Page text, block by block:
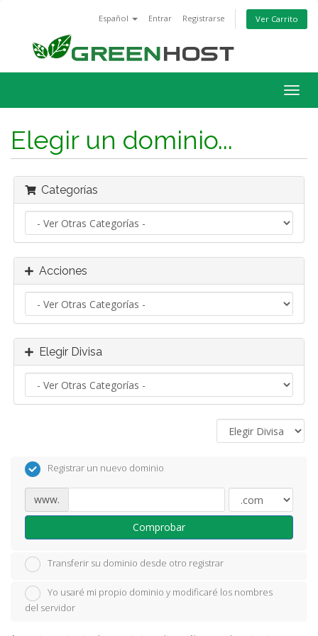
Español Entrar Registrarse Ver Carrito
Elegir un dominio...
Categorías
Acciones
Elegir Divisa
Registrar un nuevo dominio
www.
Comprobar
Transferir su dominio desde otro registrar
Yo usaré mi propio dominio y modificaré los nombres
del servidor